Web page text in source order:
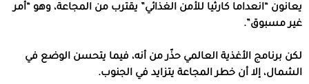
يعانون “انعداما كارثيا للأمن الغذائي” يقترب من المجاعة، وهو “أمر
غير مسبوق”.
لكن برنامج الأغذية العالمي حذّر من أنه، فيما يتحسن الوضع في
الشمال، إلا أن خطر المجاعة يتزايد في الجنوب.